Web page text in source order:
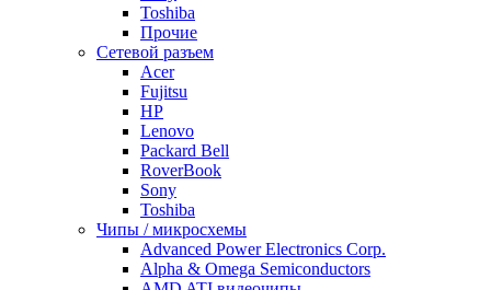
Toshiba
Прочие
Сетевой разъем
Acer
Fujitsu
HP
Lenovo
Packard Bell
RoverBook
Sony
Toshiba
Чипы / микросхемы
Advanced Power Electronics Corp.
Alpha & Omega Semiconductors